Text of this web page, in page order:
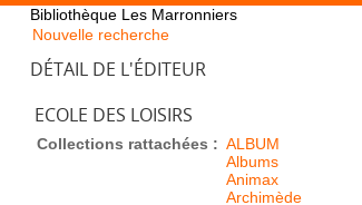
Bibliothèque Les Marronniers
Nouvelle recherche
DÉTAIL DE L'ÉDITEUR
ECOLE DES LOISIRS
Collections rattachées : ALBUM
Albums
Animax
Archimède